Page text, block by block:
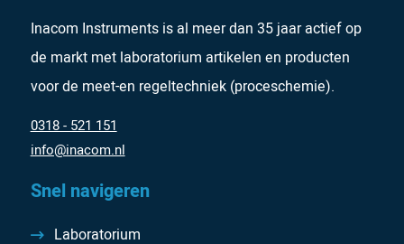
Inacom Instruments is al meer dan 35 jaar actief op
de markt met laboratorium artikelen en producten
voor de meet-en regeltechniek (proceschemie).
0318 - 521 151
info@inacom.nl
Snel navigeren
Laboratorium